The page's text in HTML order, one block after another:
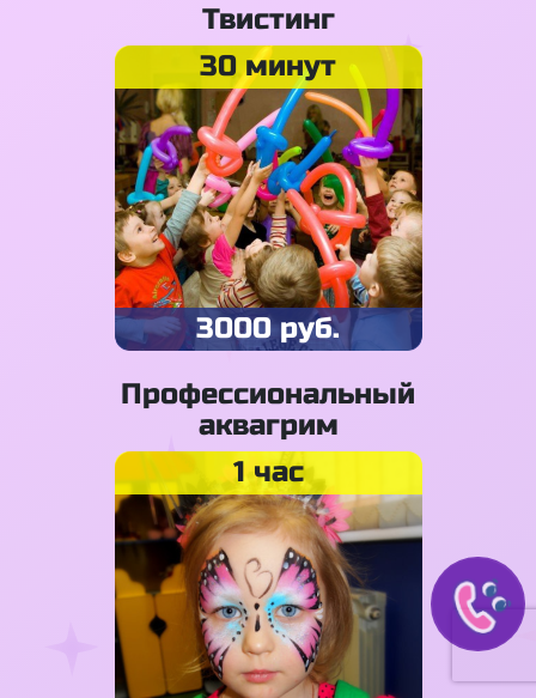
Твистинг
30 минут
3000 руб.
Профессиональный
аквагрим
1 час